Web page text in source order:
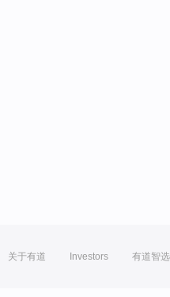
关于有道 Investors 有道智选